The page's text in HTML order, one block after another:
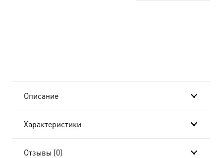
Описание
Характеристики
Отзывы (0)